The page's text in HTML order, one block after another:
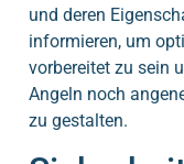
und deren
informieren, um
vorbereitet zu sein
Angeln noch
zu gestalten.